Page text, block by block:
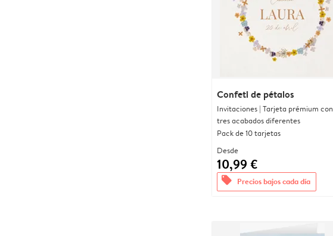
Confeti de pétalos
Invitaciones | Tarjeta prémium con
tres acabados diferentes
Pack de 10 tarjetas
Desde
10,99 €
offers Precios bajos cada día